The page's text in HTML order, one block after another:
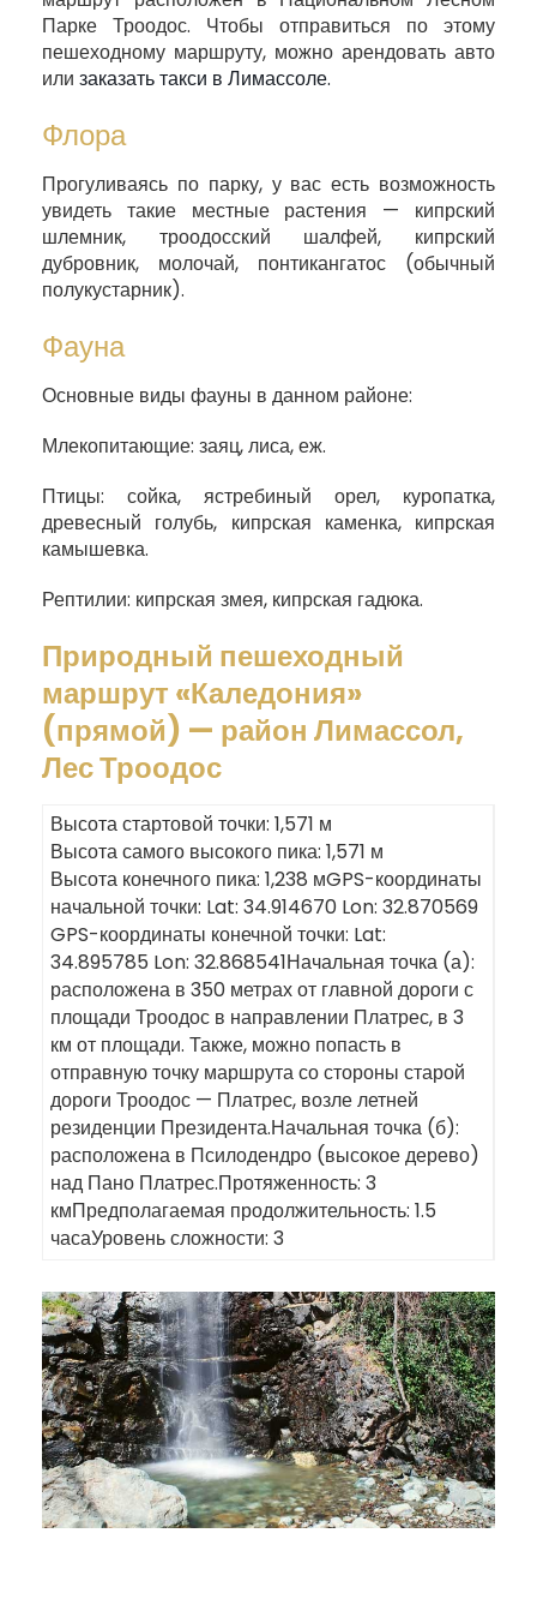
Парке Троодос. Чтобы отправиться по этому
пешеходному маршруту, можно арендовать авто
или заказать такси в Лимассоле.
Флора
Прогуливаясь по парку, у вас есть возможность
увидеть такие местные растения — кипрский
шлемник, троодосский шалфей, кипрский
дубровник, молочай, понтикангатос (обычный
полукустарник).
Фауна
Основные виды фауны в данном районе:
Млекопитающие: заяц, лиса, еж.
Птицы: сойка, ястребиный орел, куропатка,
древесный голубь, кипрская каменка, кипрская
камышевка.
Рептилии: кипрская змея, кипрская гадюка.
Πриродный пешеходный
маршрут «Каледония»
(прямой) — район Лимассол,
Лес Троодос
Высота стартовой точки: 1,571 м
Высота самого высокого пика: 1,571 м
Высота конечного пика: 1,238 мGPS-координаты
начальной точки: Lat: 34.914670 Lon: 32.870569
GPS-координаты конечной точки: Lat:
34.895785 Lon: 32.868541Начальная точка (а):
расположена в 350 метрах от главной дороги с
площади Троодос в направлении Платрес, в 3
км от площади. Также, можно попасть в
отправную точку маршрута со стороны старой
дороги Троодос — Платрес, возле летней
резиденции Президента.Начальная точка (б):
расположена в Псилодендро (высокое дерево)
над Пано Платрес.Протяженность: 3
кмПредполагаемая продолжительность: 1.5
часаУровень сложности: 3